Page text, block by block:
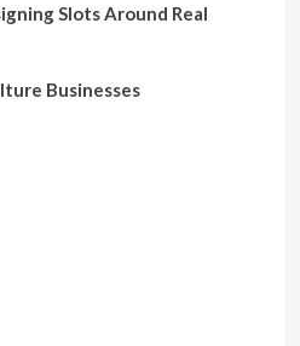
Slots Around Real
Businesses